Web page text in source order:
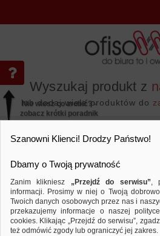
Wyszukaj produkt z
lub dodaj wiele produktów do
Artykuły do
Porównaj produkt: Marker
Nie wiesz co zrobić? -
zobacz krótki poradnik
Szanowni Klienci! Drodzy Państwo!
Dbamy o Twoją prywatność
Zanim klikniesz „Przejdź do serwisu”,
informacji. Prosimy w niej o Twoją
Twoich danych osobowych przez nas i
przekazujemy informacje o naszej
cookies. Klikając „Przejdź do serwisu”,
też odmówić zgody lub ograniczyć jej zakres.